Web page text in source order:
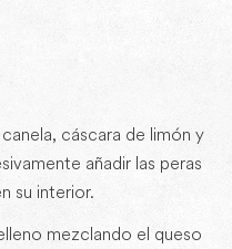
cáscara de limón y
añadir las peras
su interior.
mezclando el queso